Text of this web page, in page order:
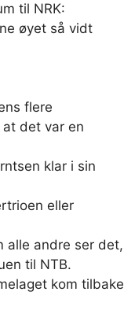
til NRK:
øyet så vidt
flere
det var en
klar i sin
eller
alle andre ser det,
til NTB.
kom tilbake